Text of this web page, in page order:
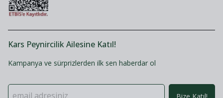
Kars Peynircilik Ailesine Katıl!
Kampanya ve sürprizlerden ilk sen haberdar ol